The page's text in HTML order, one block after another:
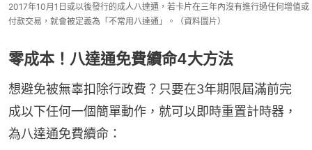
2017年10月1日或以後發行的成人八達通，若卡片在三年內沒有進行過任何增值或
付款交易，就會被定義為「不常用八達通」。（資料圖片）
零成本！八達通免費續命4大方法
想避免被無辜扣除行政費？只要在3年期限屆滿前完
成以下任何一個簡單動作，就可以即時重置計時器，
為八達通免費續命：